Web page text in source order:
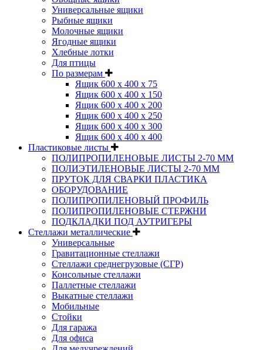
Универсальные ящики
Рыбные ящики
Молочные ящики
Ягодные ящики
Хлебные лотки
Для птицы
По размерам
Ящик 600 х 400 х 75
Ящик 600 х 400 х 150
Ящик 600 х 400 х 200
Ящик 600 х 400 х 250
Ящик 600 х 400 х 300
Ящик 600 х 400 х 400
Пластиковые листы
ПОЛИПРОПИЛЕНОВЫЕ ЛИСТЫ 2-70 ММ
ПОЛИЭТИЛЕНОВЫЕ ЛИСТЫ 2-70 ММ
ПРУТОК ДЛЯ СВАРКИ ПЛАСТИКА
ОБОРУДОВАНИЕ
ПОЛИПРОПИЛЕНОВЫЙ ПРОФИЛЬ
ПОЛИПРОПИЛЕНОВЫЕ СТЕРЖНИ
ПОДКЛАДКИ ПОД АУТРИГЕРЫ
Стеллажи металлические
Универсальные
Гравитационные стеллажи
Стеллажи среднегрузовые (СГР)
Консольные стеллажи
Паллетные стеллажи
Выкатные стеллажи
Мобильные
Стойки
Для гаража
Для офиса